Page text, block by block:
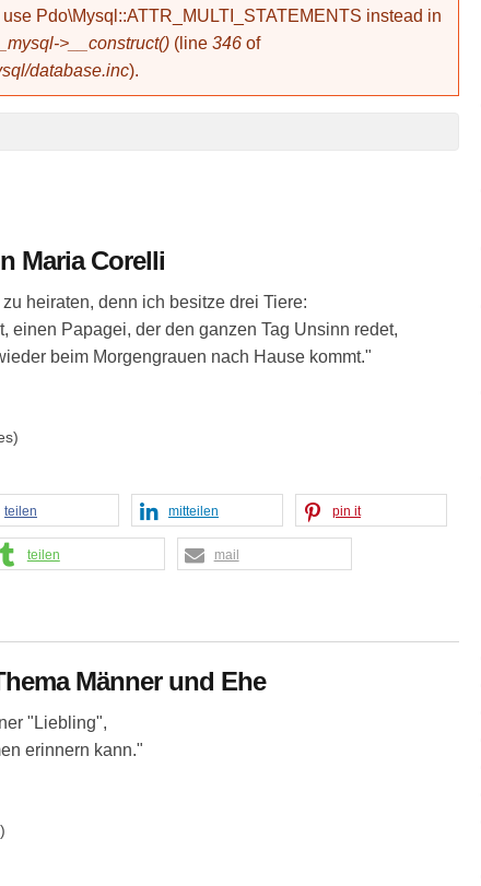
Pdo\Mysql::ATTR_MULTI_STATEMENTS instead in
>__construct() (line 346 of
database.inc).
Maria Corelli
heiraten, denn ich besitze drei Tiere:
einen Papagei, der den ganzen Tag Unsinn redet,
beim Morgengrauen nach Hause kommt."
teilen mitteilen pin it
teilen mail
Männer und Ehe
"Liebling",
erinnern kann."